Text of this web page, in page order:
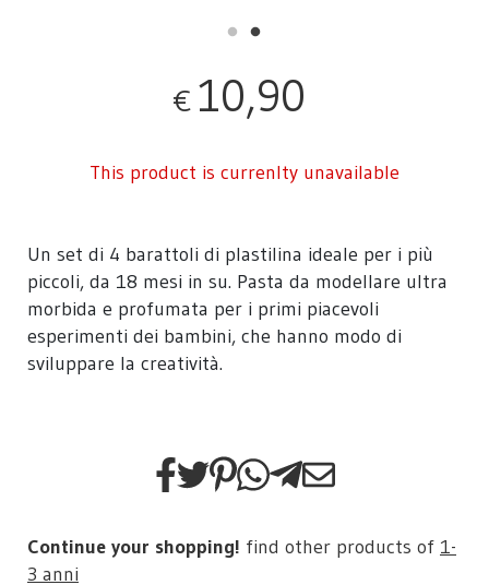
€ 10,90
This product is currenlty unavailable
Un set di 4 barattoli di plastilina ideale per i più
piccoli, da 18 mesi in su. Pasta da modellare ultra
morbida e profumata per i primi piacevoli
esperimenti dei bambini, che hanno modo di
sviluppare la creatività.
Continue your shopping! find other products of 1-
3 anni